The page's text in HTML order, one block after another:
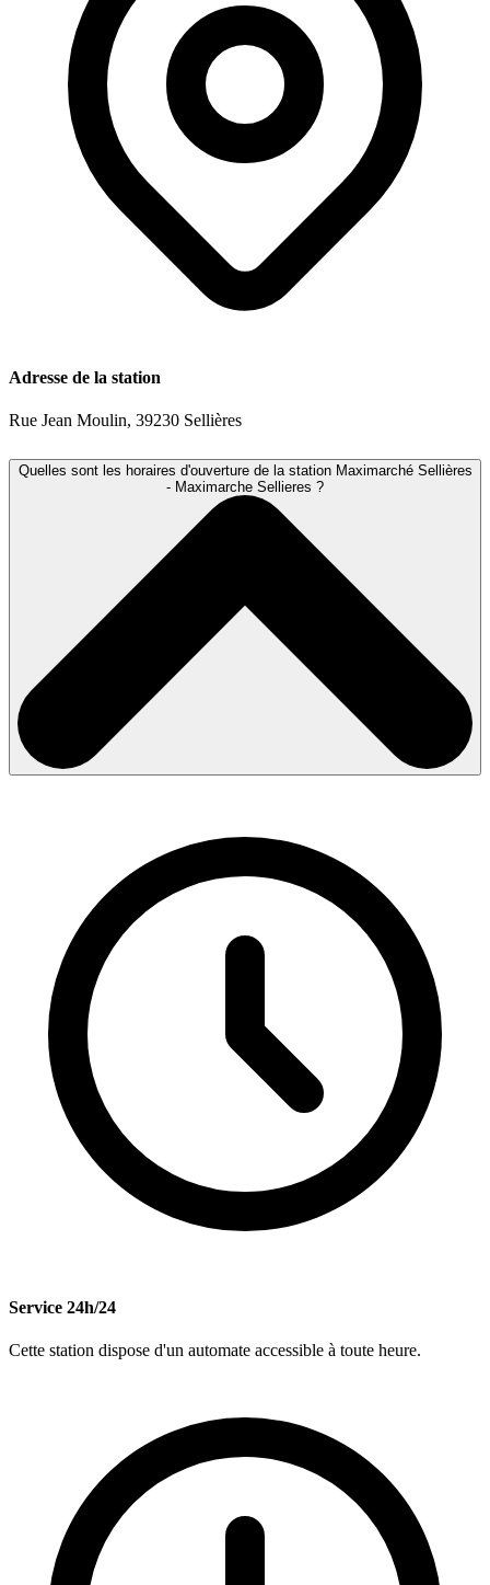
Adresse de la station
Rue Jean Moulin, 39230 Sellières
Quelles sont les horaires d'ouverture de la station Maximarché Sellières
- Maximarche Sellieres ?
Service 24h/24
Cette station dispose d'un automate accessible à toute heure.